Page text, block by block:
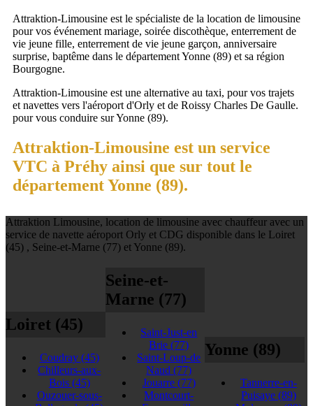
Attraktion-Limousine est le spécialiste de la location de limousine
pour vos événement mariage, soirée discothèque, enterrement de
vie jeune fille, enterrement de vie jeune garçon, anniversaire
surprise, baptême dans le département Yonne (89) et sa région
Bourgogne.
Attraktion-Limousine est une alternative au taxi, pour vos trajets
et navettes vers l'aéroport d'Orly et de Roissy Charles De Gaulle.
pour vous conduire sur Yonne (89).
Attraktion-Limousine est un service
VTC à Préhy ainsi que sur tout le
département Yonne (89).
Attraktion Limousine, location de limousine avec chauffeur avec un
service de navette aéroport Orly et CDG disponible dans le Loiret
(45) , Seine-et-Marne (77) et Yonne (89).
Loiret (45)
Coudray (45)
Chilleurs-aux-
Bois (45)
Ouzouer-sous-
Seine-et-
Marne (77)
Saint-Just-en
Brie(77)
Saint-Loup-de
Naud(77)
Jouarre (77)
Montcourt-
Yonne (89)
Tannerre-en-
Puisaye (89)